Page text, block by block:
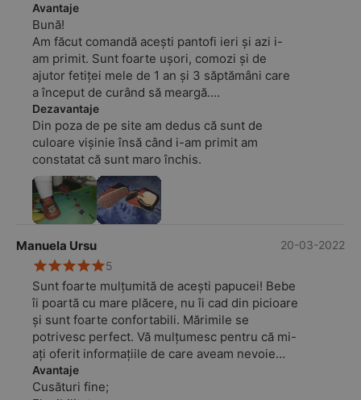
Avantaje
Bună!
Am făcut comandă acești pantofi ieri și azi i-
am primit. Sunt foarte ușori, comozi și de
ajutor fetiței mele de 1 an și 3 săptămâni care
a început de curând să meargă.
Mulțumim firmei pentru promptitudine! ????
Dezavantaje
Din poza de pe site am dedus că sunt de
culoare vișinie însă când i-am primit am
constatat că sunt maro închis.
Manuela Ursu
20-03-2022
5
Sunt foarte mulțumită de acești papucei! Bebe
îi poartă cu mare plăcere, nu îi cad din picioare
și sunt foarte confortabili. Mărimile se
potrivesc perfect. Vă mulțumesc pentru că mi-
ați oferit informațiile de care aveam nevoie
pentru a face alegerea corectă! Vom reveni cu
siguranță!
Avantaje
Cusături fine;